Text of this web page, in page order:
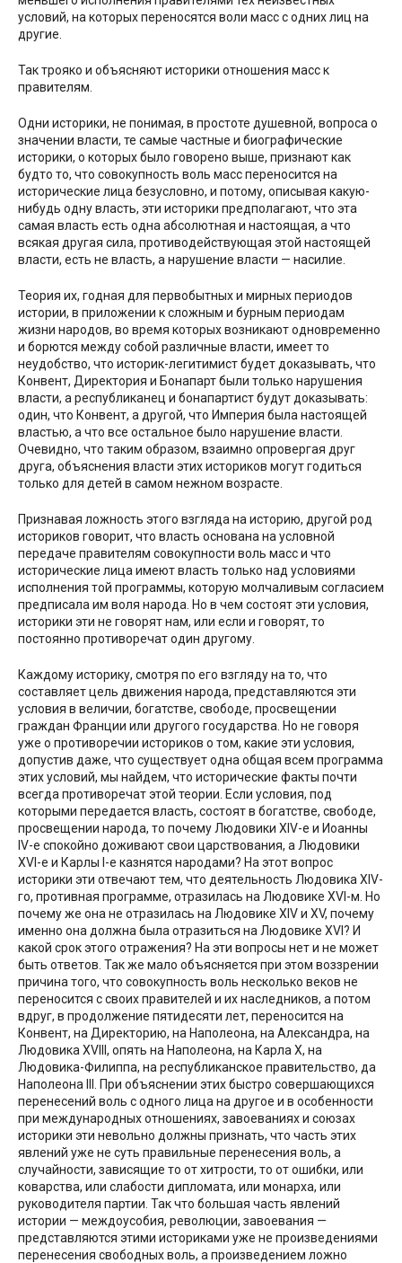
условий, на которых переносятся воли масс с одних лиц на
другие.
Так трояко и объясняют историки отношения масс к
правителям.
Одни историки, не понимая, в простоте душевной, вопроса о
значении власти, те самые частные и биографические
историки, о которых было говорено выше, признают как
будто то, что совокупность воль масс переносится на
исторические лица безусловно, и потому, описывая какую-
нибудь одну власть, эти историки предполагают, что эта
самая власть есть одна абсолютная и настоящая, а что
всякая другая сила, противодействующая этой настоящей
власти, есть не власть, а нарушение власти — насилие.
Теория их, годная для первобытных и мирных периодов
истории, в приложении к сложным и бурным периодам
жизни народов, во время которых возникают одновременно
и борются между собой различные власти, имеет то
неудобство, что историк-легитимист будет доказывать, что
Конвент, Директория и Бонапарт были только нарушения
власти, а республиканец и бонапартист будут доказывать:
один, что Конвент, а другой, что Империя была настоящей
властью, а что все остальное было нарушение власти.
Очевидно, что таким образом, взаимно опровергая друг
друга, объяснения власти этих историков могут годиться
только для детей в самом нежном возрасте.
Признавая ложность этого взгляда на историю, другой род
историков говорит, что власть основана на условной
передаче правителям совокупности воль масс и что
исторические лица имеют власть только над условиями
исполнения той программы, которую молчаливым согласием
предписала им воля народа. Но в чем состоят эти условия,
историки эти не говорят нам, или если и говорят, то
постоянно противоречат один другому.
Каждому историку, смотря по его взгляду на то, что
составляет цель движения народа, представляются эти
условия в величии, богатстве, свободе, просвещении
граждан Франции или другого государства. Но не говоря
уже о противоречии историков о том, какие эти условия,
допустив даже, что существует одна общая всем программа
этих условий, мы найдем, что исторические факты почти
всегда противоречат этой теории. Если условия, под
которыми передается власть, состоят в богатстве, свободе,
просвещении народа, то почему Людовики XIV-е и Иоанны
IV-e спокойно доживают свои царствования, а Людовики
XVI-e и Карлы I-е казнятся народами? На этот вопрос
историки эти отвечают тем, что деятельность Людовика XIV-
го, противная программе, отразилась на Людовике XVI-м. Но
почему же она не отразилась на Людовике XIV и XV, почему
именно она должна была отразиться на Людовике XVI? И
какой срок этого отражения? На эти вопросы нет и не может
быть ответов. Так же мало объясняется при этом воззрении
причина того, что совокупность воль несколько веков не
переносится с своих правителей и их наследников, а потом
вдруг, в продолжение пятидесяти лет, переносится на
Конвент, на Директорию, на Наполеона, на Александра, на
Людовика XVIII, опять на Наполеона, на Карла X, на
Людовика-Филиппа, на республиканское правительство, да
Наполеона III. При объяснении этих быстро совершающихся
перенесений воль с одного лица на другое и в особенности
при международных отношениях, завоеваниях и союзах
историки эти невольно должны признать, что часть этих
явлений уже не суть правильные перенесения воль, а
случайности, зависящие то от хитрости, то от ошибки, или
коварства, или слабости дипломата, или монарха, или
руководителя партии. Так что большая часть явлений
истории — междоусобия, революции, завоевания —
представляются этими историками уже не произведениями
перенесения свободных воль, а произведением ложно